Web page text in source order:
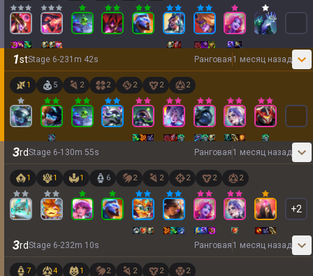
1stStage 6-231 m 42s Ранговая 1 месяц назад
1 5 2 2 2 2 2
3rdStage 6-1 30m 55s Ранговая 1 месяц назад
1 1 1 6 2 2 2 2 2
+2
3rdStage 6-232m 10s Ранговая 1 месяц назад
7 4 1 2 2 2 2